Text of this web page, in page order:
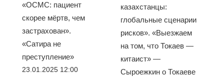
«ОСМС: пациент
скорее мёртв, чем
застрахован».
«Сатира не
преступление»
23.01.2025 12:00
казахстанцы:
глобальные сценарии
рисков». «Выезжаем
на том, что Токаев —
китаист» —
Сыроежкин о Токаеве